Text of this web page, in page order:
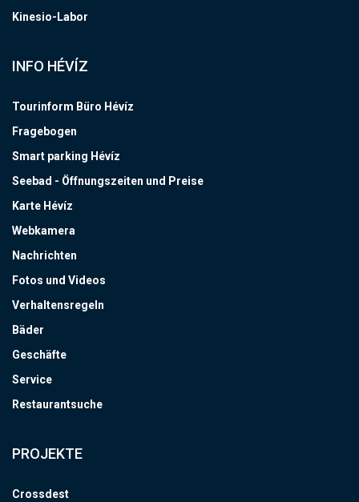
Kinesio-Labor
INFO HÉVÍZ
Tourinform Büro Hévíz
Fragebogen
Smart parking Hévíz
Seebad - Öffnungszeiten und Preise
Karte Hévíz
Webkamera
Nachrichten
Fotos und Videos
Verhaltensregeln
Bäder
Geschäfte
Service
Restaurantsuche
PROJEKTE
Crossdest